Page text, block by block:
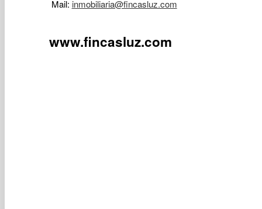
Mail: inmobiliaria@fincasluz.com
www.fincasluz.com